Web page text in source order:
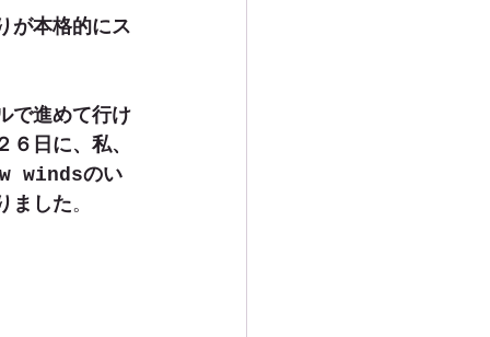
が本格的にス
で進めて行け
日に、私、
windsのい
ました。